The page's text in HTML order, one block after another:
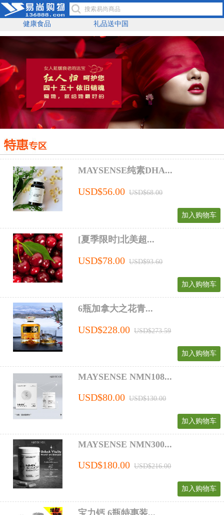
健康食品 礼品送中国
MAYSENSE纯素DHA...
USD$56.00 USD$68.00
加入购物车
[夏季限时]北美超...
USD$78.00 USD$93.60
加入购物车
6瓶加拿大之花青...
USD$228.00 USD$273.59
加入购物车
MAYSENSE NMN108...
USD$80.00 USD$130.00
加入购物车
MAYSENSE NMN300...
USD$180.00 USD$216.00
加入购物车
宝力钙 6瓶特惠装...